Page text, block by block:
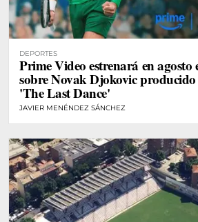
DEPORTES
Prime Video estrenará en agosto
sobre Novak Djokovic
'The Last Dance'
JAVIER MENÉNDEZ SÁNCHEZ